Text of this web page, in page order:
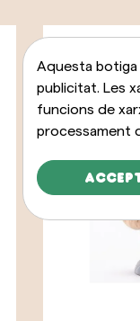
Aquesta botiga
publicitat. Les
funcions de
processament